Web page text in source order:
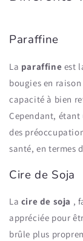
Paraffine
La paraffine est
bougies en
capacité à bien
Cependant,
des
santé, en termes
Cire de Soja
La cire de soja ,
appréciée pour
brûle plus